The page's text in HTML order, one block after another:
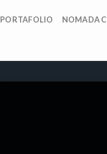
PORTAFOLIO NOMADA